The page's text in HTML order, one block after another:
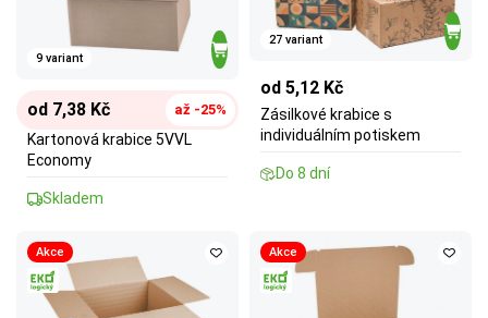
9 variant
od 7,38 Kč až -25%
Kartonová krabice 5VVL
Economy
Skladem
27 variant
od 5,12 Kč
Zásilkové krabice s
individuálním potiskem
Do 8 dní
Akce Akce